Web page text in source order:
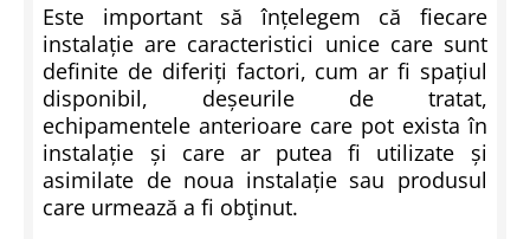
Este important să înțelegem că fiecare
instalație are caracteristici unice care sunt
definite de diferiți factori, cum ar fi spațiul
disponibil, deșeurile de tratat,
echipamentele anterioare care pot exista în
instalație și care ar putea fi utilizate și
asimilate de noua instalație sau produsul
care urmează a fi obţinut.